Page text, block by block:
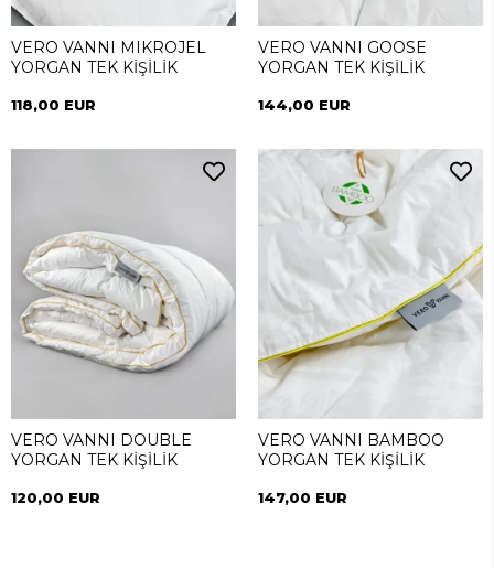
VERO VANNI MIKROJEL
YORGAN TEK KİŞİLİK
118,00 EUR
VERO VANNI GOOSE
YORGAN TEK KİŞİLİK
144,00 EUR
VERO VANNI DOUBLE
YORGAN TEK KİŞİLİK
120,00 EUR
VERO VANNI BAMBOO
YORGAN TEK KİŞİLİK
147,00 EUR